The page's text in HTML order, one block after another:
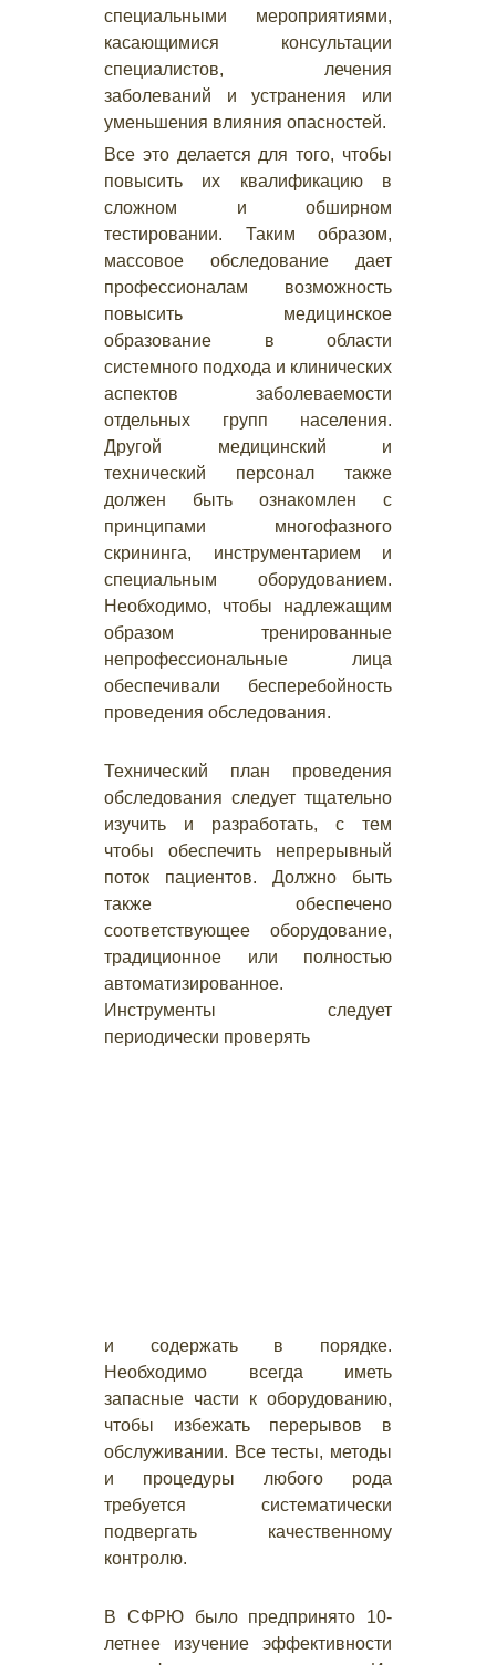
специальными мероприятиями,
касающимися консультации
специалистов, лечения
заболеваний и устранения или
уменьшения влияния опасностей.
Все это делается для того, чтобы
повысить их квалификацию в
сложном и обширном
тестировании. Таким образом,
массовое обследование дает
профессионалам возможность
повысить медицинское
образование в области
системного подхода и клинических
аспектов заболеваемости
отдельных групп населения.
Другой медицинский и
технический персонал также
должен быть ознакомлен с
принципами многофазного
скрининга, инструментарием и
специальным оборудованием.
Необходимо, чтобы надлежащим
образом тренированные
непрофессиональные лица
обеспечивали бесперебойность
проведения обследования.
Технический план проведения
обследования следует тщательно
изучить и разработать, с тем
чтобы обеспечить непрерывный
поток пациентов. Должно быть
также обеспечено
соответствующее оборудование,
традиционное или полностью
автоматизированное.
Инструменты следует
периодически проверять
и содержать в порядке.
Необходимо всегда иметь
запасные части к оборудованию,
чтобы избежать перерывов в
обслуживании. Все тесты, методы
и процедуры любого рода
требуется систематически
подвергать качественному
контролю.
В СФРЮ было предпринято 10-
летнее изучение эффективности